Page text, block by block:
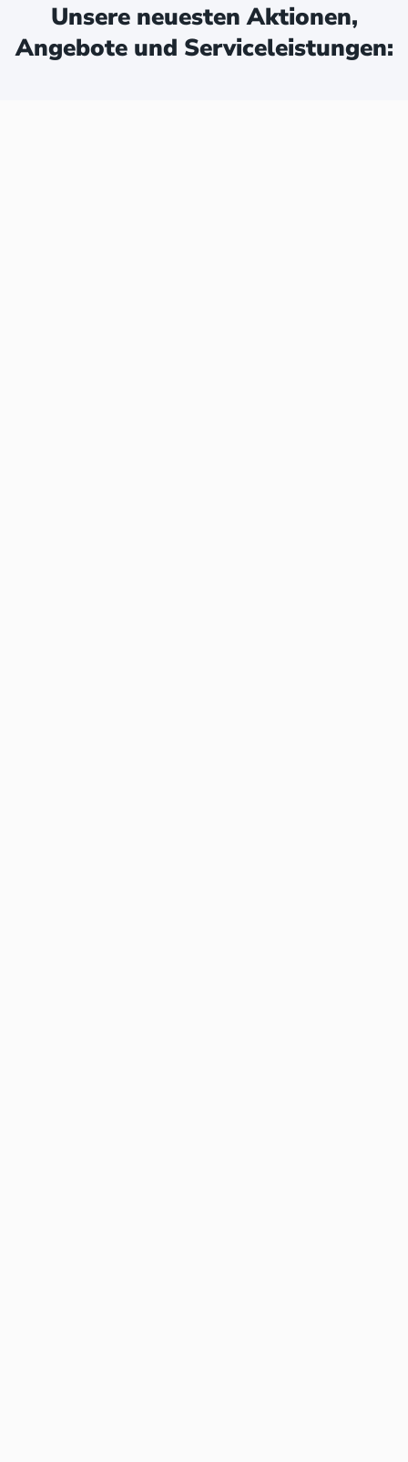
Unsere neuesten Aktionen,
Angebote und Serviceleistungen: